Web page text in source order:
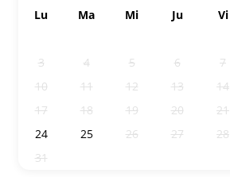
Lu
Ma Mi Ju Vi
3
4 5 6 7
10
11 12 13 14
17
18 19 20 21
24
25 26 27 28
31